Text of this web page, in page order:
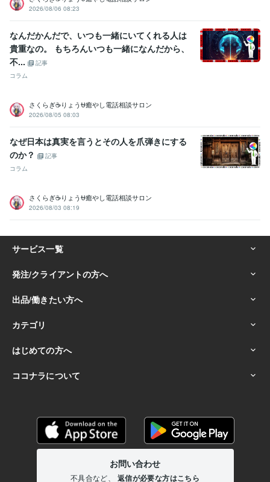
2026/08/06 08:23
なんだかんだで、いつも一緒にいてくれる人は
貴重なの。 もちろんいつも一緒になんだから、
不...
記事
コラム
さくらぎ☕りょう⛎癒やし電話相談サロン
2026/08/05 08:03
なぜ日本は真実を言うとその人を爪弾きにする
のか？
記事
コラム
さくらぎ☕りょう⛎癒やし電話相談サロン
2026/08/03 08:19